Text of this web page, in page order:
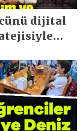
dijital